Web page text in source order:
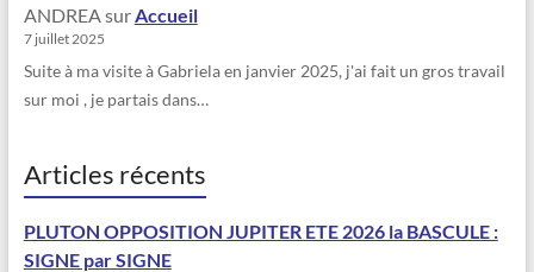
ANDREA sur Accueil
7 juillet 2025
Suite à ma visite à Gabriela en janvier 2025, j'ai fait un gros travail
sur moi , je partais dans…
Articles récents
PLUTON OPPOSITION JUPITER ETE 2026 la BASCULE :
SIGNE par SIGNE